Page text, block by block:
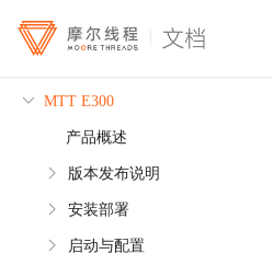
MTT E300
产品概述
版本发布说明
安装部署
启动与配置